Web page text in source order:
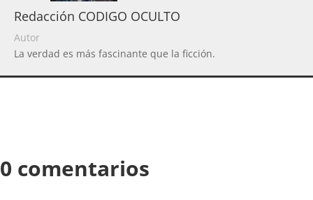
Redacción CODIGO OCULTO
Autor
La verdad es más fascinante que la ficción.
0 comentarios